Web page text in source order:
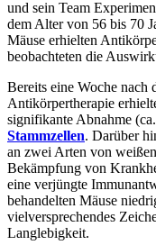
und sein Team
dem Alter von 56 bis 70
Mäuse erhielten
beobachteten die
Bereits eine Woche nach
Antikörpertherapie
signifikante Abnahme
Stammzellen. Darüber
an zwei Arten von
Bekämpfung von
eine verjüngte
behandelten Mäuse
vielversprechendes
Langlebigkeit.